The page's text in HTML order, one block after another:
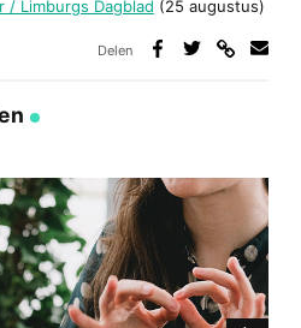
/ Limburgs Dagblad (25 augustus)
Delen